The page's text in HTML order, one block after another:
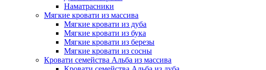
Наматрасники
Мягкие кровати из массива
Мягкие кровати из дуба
Мягкие кровати из бука
Мягкие кровати из березы
Мягкие кровати из сосны
Кровати семейства Альба из массива